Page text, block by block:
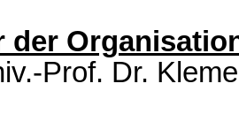
der
Prof. Dr.